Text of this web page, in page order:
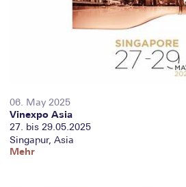
06. May 2025
Vinexpo Asia
27. bis 29.05.2025
Singapur, Asia
Mehr